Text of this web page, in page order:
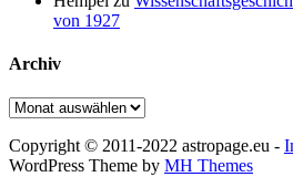
von 1927
Archiv
Archiv
Copyright © 2011-2022 astropage.eu -
WordPress Theme by MH Themes